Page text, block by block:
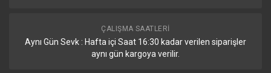
ÇALIŞMA SAATLERI
Aynı Gün Sevk : Hafta içi Saat 16:30 kadar verilen siparişler
aynı gün kargoya verilir.